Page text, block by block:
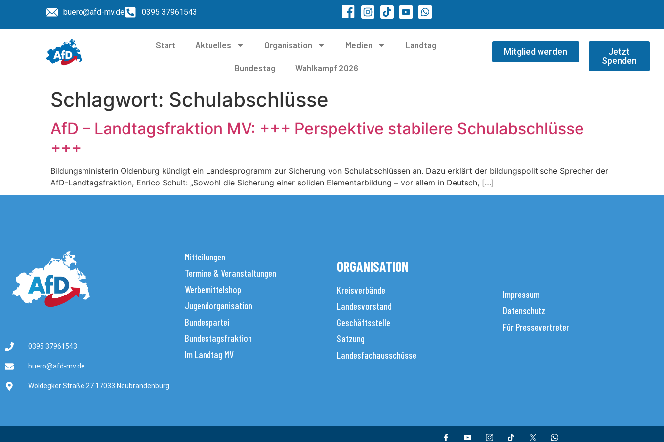
buero@afd-mv.de 0395 37961543
Start Aktuelles Organisation Medien Landtag
Bundestag Wahlkampf 2026
Mitglied werden
Jetzt
Spenden
Schlagwort: Schulabschlüsse
AfD – Landtagsfraktion MV: +++ Perspektive stabilere Schulabschlüsse
+++
Bildungsministerin Oldenburg kündigt ein Landesprogramm zur Sicherung von Schulabschlüssen an. Dazu erklärt der bildungspolitische Sprecher der
AfD-Landtagsfraktion, Enrico Schult: „Sowohl die Sicherung einer soliden Elementarbildung – vor allem in Deutsch, […]
0395 37961543
buero@afd-mv.de
Woldegker Straße 27 17033 Neubrandenburg
Mitteilungen
Termine & Veranstaltungen
Werbemittelshop
Jugendorganisation
Bundespartei
Bundestagsfraktion
Im Landtag MV
ORGANISATION
Kreisverbände
Landesvorstand
Geschäftsstelle
Satzung
Landesfachausschüsse
Impressum
Datenschutz
Für Pressevertreter